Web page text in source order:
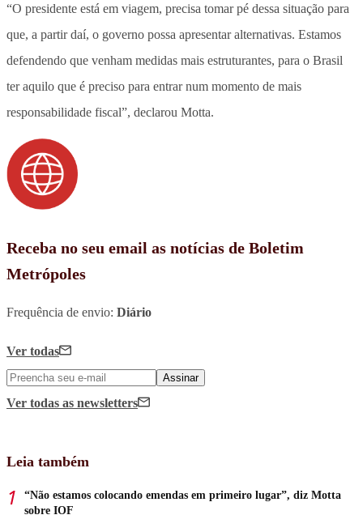
“O presidente está em viagem, precisa tomar pé dessa situação para
que, a partir daí, o governo possa apresentar alternativas. Estamos
defendendo que venham medidas mais estruturantes, para o Brasil
ter aquilo que é preciso para entrar num momento de mais
responsabilidade fiscal”, declarou Motta.
Receba no seu email as notícias de Boletim
Metrópoles
Frequência de envio: Diário
Ver todas
Assinar
Ver todas as newsletters
Leia também
“Não estamos colocando emendas em primeiro lugar”, diz Motta
sobre IOF